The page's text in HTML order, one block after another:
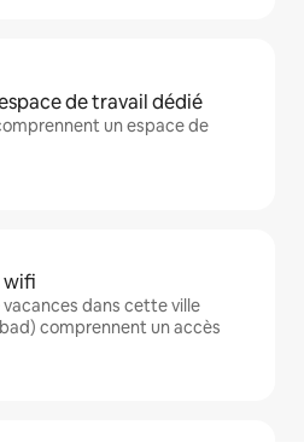
de travail dédié
un espace de
wifi
dans cette ville
comprennent un accès